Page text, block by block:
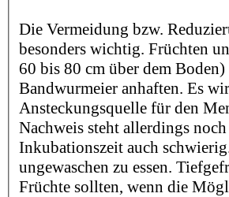
Die Vermeidung bzw.
besonders wichtig. Früchten
60 bis 80 cm über dem
Bandwurmeier anhaften. Es
Ansteckungsquelle für den
Nachweis steht allerdings
Inkubationszeit auch
ungewaschen zu essen.
Früchte sollten, wenn die